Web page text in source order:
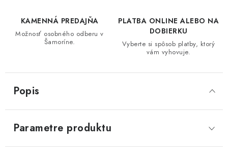
KAMENNÁ PREDAJŇA
Možnosť osobného odberu v
Šamoríne.
PLATBA ONLINE ALEBO NA
DOBIERKU
Vyberte si spôsob platby, ktorý
vám vyhovuje.
Popis
Parametre produktu